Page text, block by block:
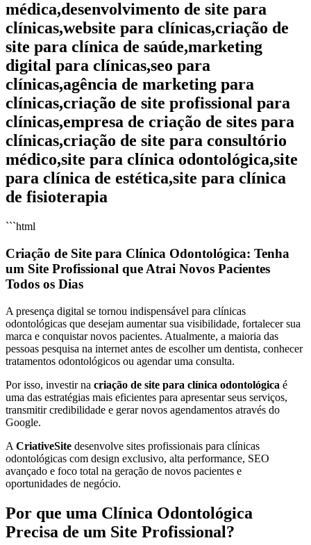
médica,desenvolvimento de site para
clínicas,website para clínicas,criação de
site para clínica de saúde,marketing
digital para clínicas,seo para
clínicas,agência de marketing para
clínicas,criação de site profissional para
clínicas,empresa de criação de sites para
clínicas,criação de site para consultório
médico,site para clínica odontológica,site
para clínica de estética,site para clínica
de fisioterapia
```html
Criação de Site para Clínica Odontológica: Tenha
um Site Profissional que Atrai Novos Pacientes
Todos os Dias
A presença digital se tornou indispensável para clínicas
odontológicas que desejam aumentar sua visibilidade, fortalecer sua
marca e conquistar novos pacientes. Atualmente, a maioria das
pessoas pesquisa na internet antes de escolher um dentista, conhecer
tratamentos odontológicos ou agendar uma consulta.
Por isso, investir na criação de site para clínica odontológica é
uma das estratégias mais eficientes para apresentar seus serviços,
transmitir credibilidade e gerar novos agendamentos através do
Google.
A CriativeSite desenvolve sites profissionais para clínicas
odontológicas com design exclusivo, alta performance, SEO
avançado e foco total na geração de novos pacientes e
oportunidades de negócio.
Por que uma Clínica Odontológica
Precisa de um Site Profissional?